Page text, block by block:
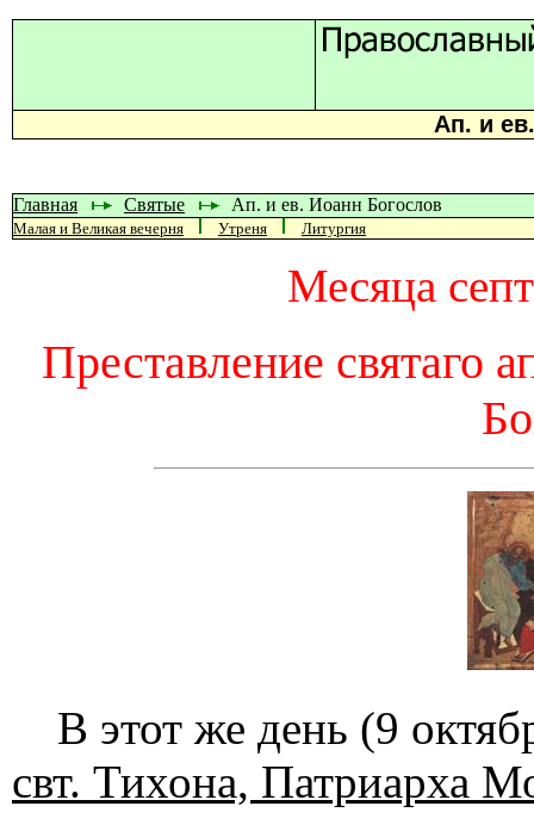
Ап. и
Главная Святые Ап. и ев. Иоанн Богослов
Малая и Великая вечерня Утреня Литургия
Месяца
Преставление святаго
В этот же день (9
свт. Тихона, Патриарха